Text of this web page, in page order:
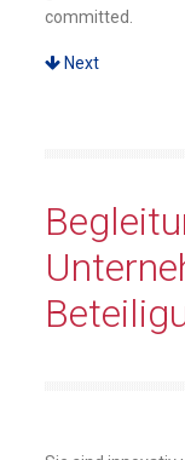
committed.
Next